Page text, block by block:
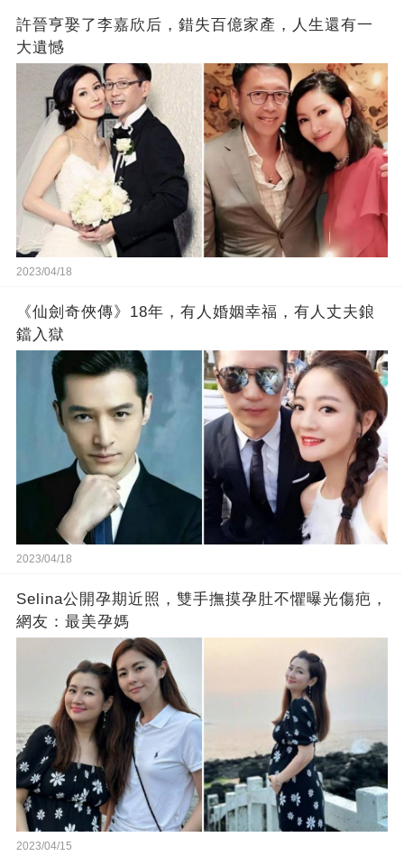
許晉亨娶了李嘉欣后，錯失百億家產，人生還有一
大遺憾
2023/04/18
《仙劍奇俠傳》18年，有人婚姻幸福，有人丈夫鋃
鐺入獄
2023/04/18
Selina公開孕期近照，雙手撫摸孕肚不懼曝光傷疤，
網友：最美孕媽
2023/04/15